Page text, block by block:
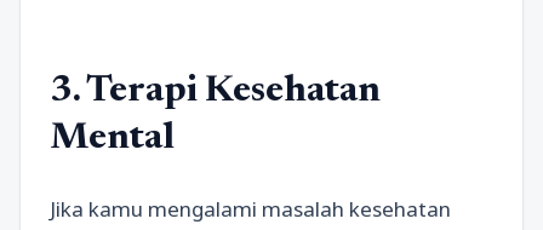
3. Terapi Kesehatan
Mental
Jika kamu mengalami masalah kesehatan